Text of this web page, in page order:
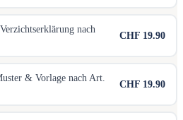
nach
CHF 19.90
& Vorlage nach Art.
CHF 19.90